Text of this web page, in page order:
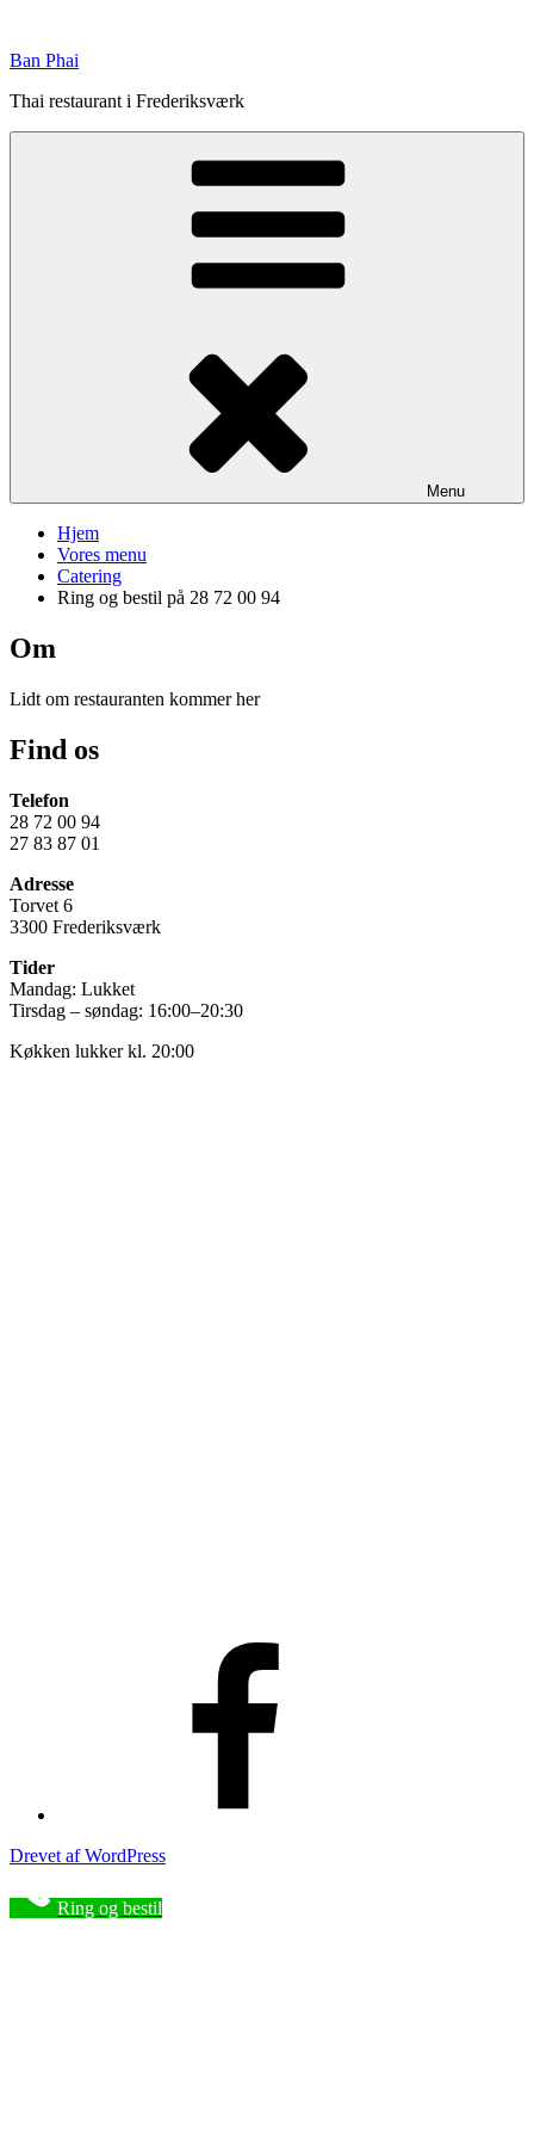
indhold
Ban Phai
Thai restaurant i Frederiksværk
Menu
Hjem
Vores menu
Catering
Ring og bestil på 28 72 00 94
Om
Lidt om restauranten kommer her
Find os
Telefon
28 72 00 94
27 83 87 01
Adresse
Torvet 6
3300 Frederiksværk
Tider
Mandag: Lukket
Tirsdag – søndag: 16:00–20:30
Køkken lukker kl. 20:00
Drevet af WordPress
Ring og bestil